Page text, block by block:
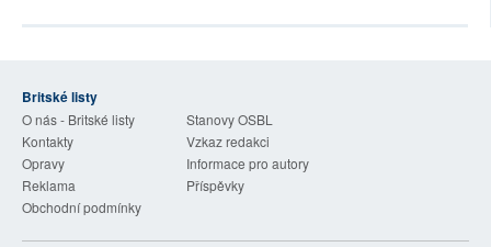
Britské listy
O nás - Britské listy
Stanovy OSBL
Kontakty
Vzkaz redakci
Opravy
Informace pro autory
Reklama
Příspěvky
Obchodní podmínky